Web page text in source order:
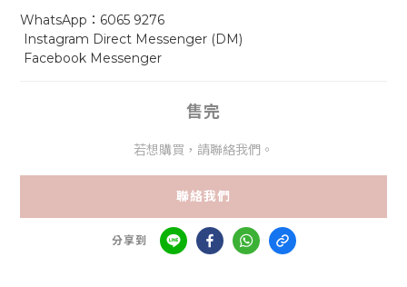
WhatsApp：6065 9276
Instagram Direct Messenger (DM)
Facebook Messenger
售完
若想購買，請聯絡我們。
聯絡我們
分享到